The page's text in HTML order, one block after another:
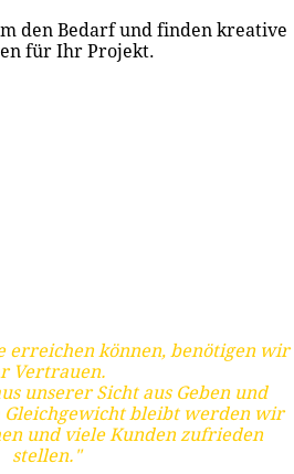
den Bedarf und finden kreative
für Ihr Projekt.
erreichen können, benötigen wir
Vertrauen.
unserer Sicht aus Geben und
Gleichgewicht bleibt werden wir
und viele Kunden zufrieden
stellen."